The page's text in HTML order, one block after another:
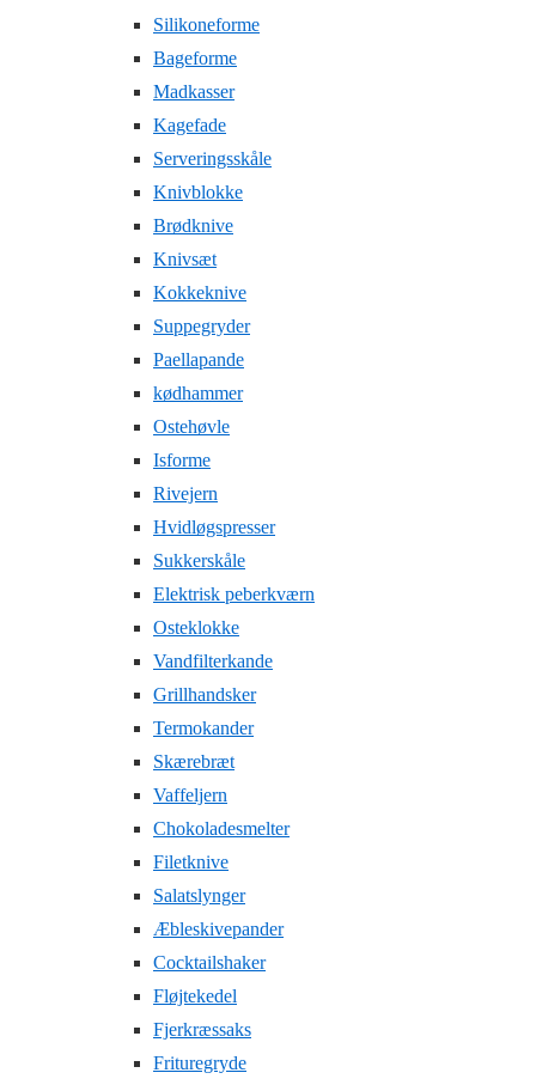
Silikoneforme
Bageforme
Madkasser
Kagefade
Serveringsskåle
Knivblokke
Brødknive
Knivsæt
Kokkeknive
Suppegryder
Paellapande
kødhammer
Ostehøvle
Isforme
Rivejern
Hvidløgspresser
Sukkerskåle
Elektrisk peberkværn
Osteklokke
Vandfilterkande
Grillhandsker
Termokander
Skærebræt
Vaffeljern
Chokoladesmelter
Filetknive
Salatslynger
Æbleskivepander
Cocktailshaker
Fløjtekedel
Fjerkræssaks
Frituregryde